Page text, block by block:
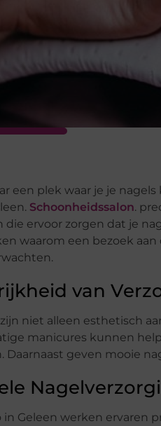
een plek waar je je
Schoonheidssalon.
die ervoor zorgen dat je
waarom een bezoek
van
niet alleen esthetisch
manicures kunnen
Daarnaast geven mooie
Geleen werken ervaren